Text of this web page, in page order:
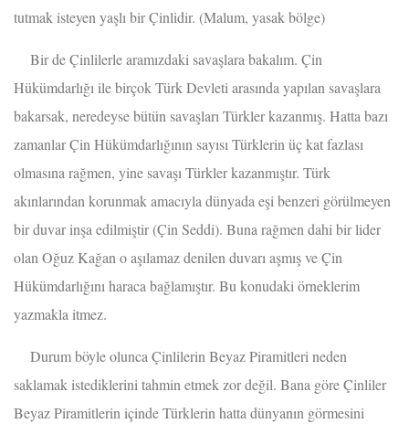
tutmak isteyen yaşlı bir Çinlidir. (Malum, yasak bölge)
Bir de Çinlilerle aramızdaki savaşlara bakalım. Çin
Hükümdarlığı ile birçok Türk Devleti arasında yapılan savaşlara
bakarsak, neredeyse bütün savaşları Türkler kazanmış. Hatta bazı
zamanlar Çin Hükümdarlığının sayısı Türklerin üç kat fazlası
olmasına rağmen, yine savaşı Türkler kazanmıştır. Türk
akınlarından korunmak amacıyla dünyada eşi benzeri görülmeyen
bir duvar inşa edilmiştir (Çin Seddi). Buna rağmen dahi bir lider
olan Oğuz Kağan o aşılamaz denilen duvarı aşmış ve Çin
Hükümdarlığını haraca bağlamıştır. Bu konudaki örneklerim
yazmakla itmez.
Durum böyle olunca Çinlilerin Beyaz Piramitleri neden
saklamak istediklerini tahmin etmek zor değil. Bana göre Çinliler
Beyaz Piramitlerin içinde Türklerin hatta dünyanın görmesini